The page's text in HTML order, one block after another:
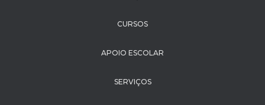
CURSOS
APOIO ESCOLAR
SERVIÇOS